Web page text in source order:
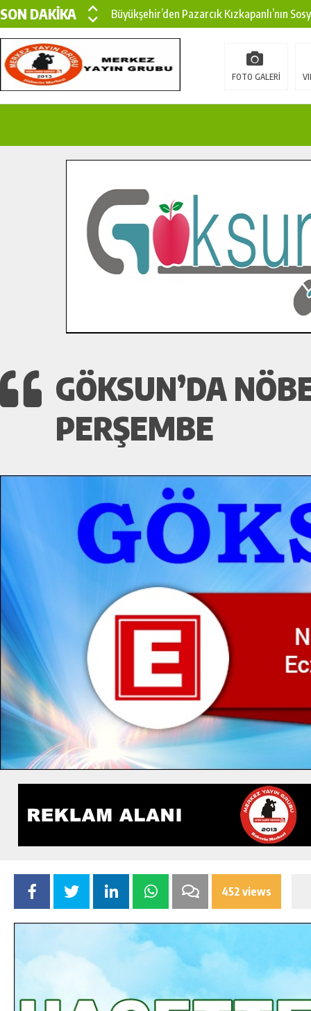
SON DAKİKA
Büyükşehir’den Pazarcık Kızkapanlı’nın
Büyükşehir’den Pazarcık Kırsalına Modern
Çin’den KSÜ’ye Uluslararası Başarı:
İlçe Jandarma Komutanı Karakaya’dan
Bertiz’in Yeni Köprüsünde Sona Doğru.
FOTO GALERİ
GÖKSUN’DA
PERŞEMBE
452 views